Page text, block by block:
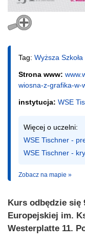
Tag: Wyższa
Strona www:
wiosna-z-grafika-w-
instytucja: WSE
WSE Tischner -
WSE Tischner -
Zobacz na mapie »
Kurs odbędzie się
Europejskiej im.
Westerplatte 11.